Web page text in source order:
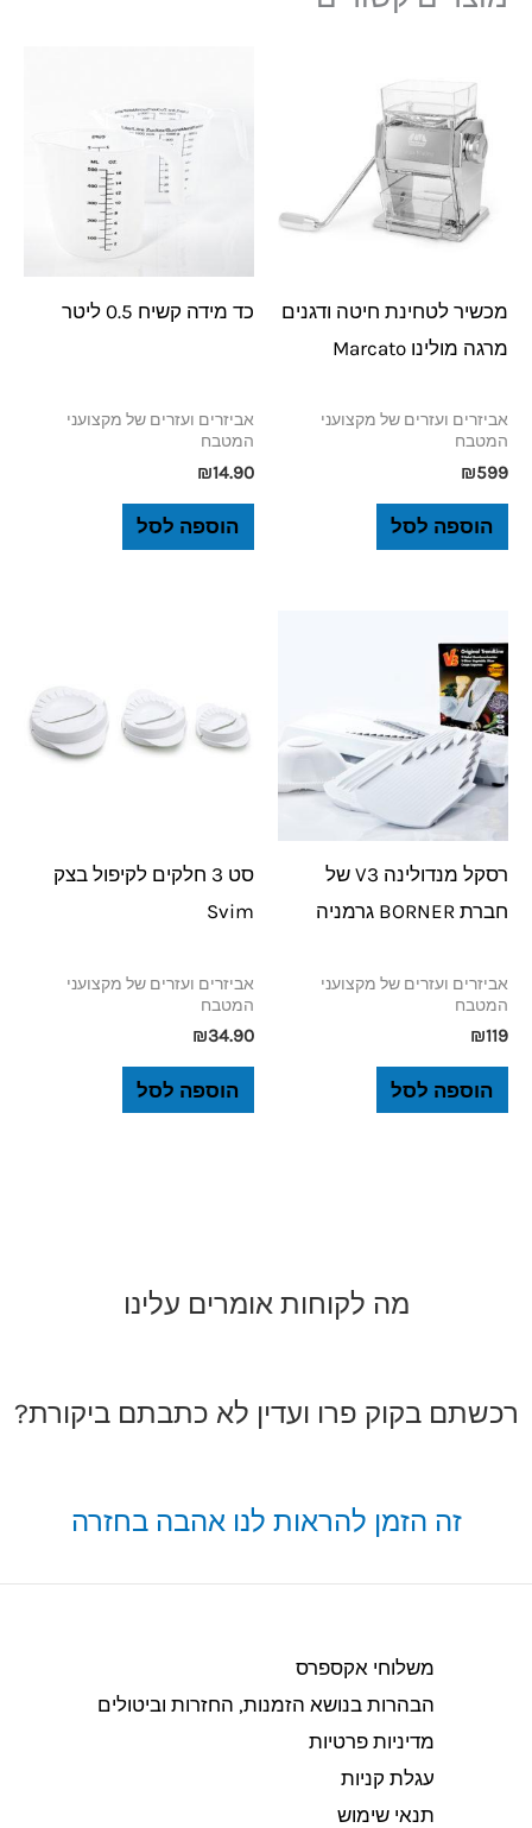
מכשיר לטחינת חיטה ודגנים
מרגה מולינו Marcato
אביזרים ועזרים של מקצועני
המטבח
₪599
הוספה לסל
כד מידה קשיח 0.5 ליטר
אביזרים ועזרים של מקצועני
המטבח
₪14.90
הוספה לסל
רסקל מנדולינה V3 של
חברת BORNER גרמניה
אביזרים ועזרים של מקצועני
המטבח
₪119
הוספה לסל
סט 3 חלקים לקיפול בצק
Svim
אביזרים ועזרים של מקצועני
המטבח
₪34.90
הוספה לסל
מה לקוחות אומרים עלינו
רכשתם בקוק פרו ועדין לא כתבתם ביקורת?
זה הזמן להראות לנו אהבה בחזרה
משלוחי אקספרס
הבהרות בנושא הזמנות, החזרות וביטולים​
מדיניות פרטיות
עגלת קניות
תנאי שימוש